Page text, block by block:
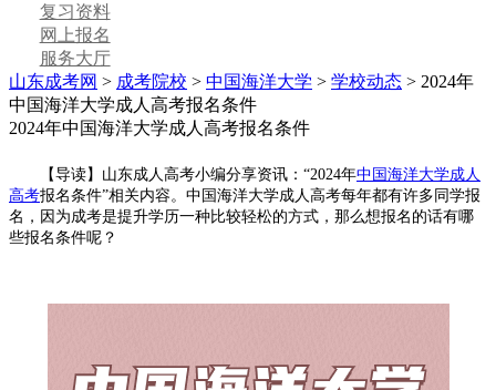
复习资料
网上报名
服务大厅
山东成考网 > 成考院校 > 中国海洋大学 > 学校动态 > 2024年
中国海洋大学成人高考报名条件
2024年中国海洋大学成人高考报名条件
【导读】山东成人高考小编分享资讯：“2024年中国海洋大学成人
高考报名条件”相关内容。中国海洋大学成人高考每年都有许多同学报
名，因为成考是提升学历一种比较轻松的方式，那么想报名的话有哪
些报名条件呢？